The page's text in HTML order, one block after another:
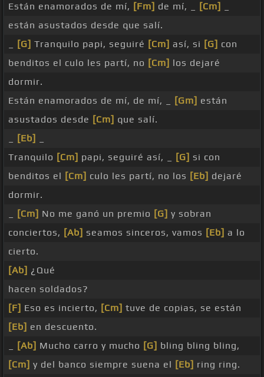
Están enamorados de mí, [Fm] de mí, _ [Cm]
están asustados desde que salí.
[G] Tranquilo papi, seguiré [Cm] así, si [G] con
benditos el culo les partí, no [Cm] los dejaré
dormir.
Están enamorados de mí, de mí, _
[Gm] están
asustados desde [Cm] que salí.
[Eb]
Tranquilo [Cm] papi, seguiré así, _ [G] si con
benditos el [Cm] culo les partí, no los [Eb] dejaré
dormir.
[Cm] No me ganó un premio [G] y sobran
conciertos, [Ab] seamos sinceros, vamos [Eb] a lo
cierto.
[Ab] ¿Qué
hacen soldados?
[F] Eso es incierto, [Cm] tuve de copias, se están
[Eb] en descuento.
[Ab] Mucho carro y mucho [G] bling bling bling,
[Cm] y del banco siempre suena el [Eb] ring ring.